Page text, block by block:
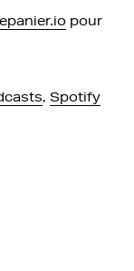
pour
, Spotify